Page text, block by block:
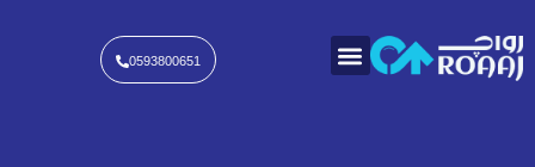
إلى
المحتوى
0593800651